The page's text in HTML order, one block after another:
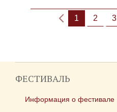
1 2 3
ФЕСТИВАЛЬ
Информация о фестивале